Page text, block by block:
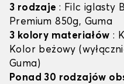
3 rodzaje : Filc iglasty
Premium 850g, Guma
3 kolory materiałów :
Kolor beżowy
Guma)
Ponad 30 rodzajów